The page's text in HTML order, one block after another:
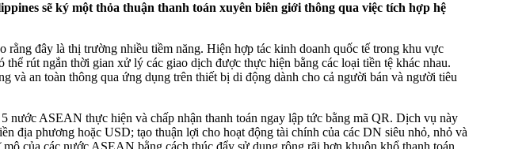
sẽ ký một thỏa thuận thanh toán xuyên biên giới thông qua việc tích hợp hệ
đây là thị trường nhiều tiềm năng. Hiện hợp tác kinh doanh quốc tế trong khu vực
rút ngắn thời gian xử lý các giao dịch được thực hiện bằng các loại tiền tệ khác nhau.
và an toàn thông qua ứng dụng trên thiết bị di động dành cho cả người bán và người tiêu
ASEAN thực hiện và chấp nhận thanh toán ngay lập tức bằng mã QR. Dịch vụ này
địa phương hoặc USD; tạo thuận lợi cho hoạt động tài chính của các DN siêu nhỏ, nhỏ và